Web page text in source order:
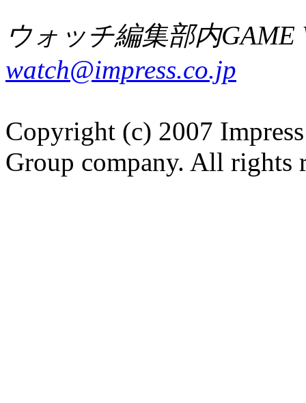
ウォッチ編集部内GAME
watch@impress.co.jp
Copyright (c) 2007
Group company. All rights